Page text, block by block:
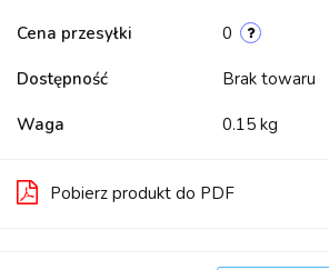
Cena przesyłki 0
Dostępność Brak towaru
Waga 0.15 kg
Pobierz produkt do PDF